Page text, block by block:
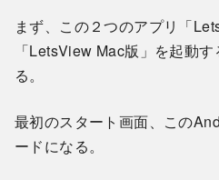
まず、この２つのアプリ「
「LetsView Mac版」を起動
る。
最初のスタート画面、この
ードになる。